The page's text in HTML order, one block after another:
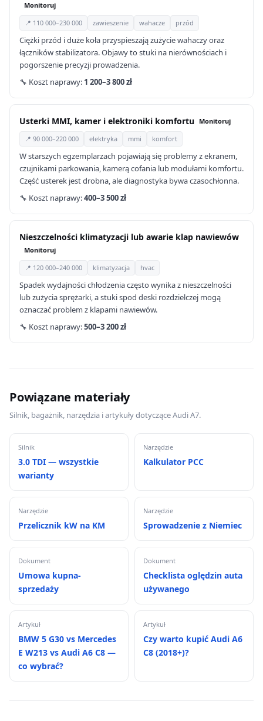
Monitoruj
📍 110 000–230 000
zawieszenie wahacze przód
Ciężki przód i duże koła przyspieszają zużycie wahaczy oraz
łączników stabilizatora. Objawy to stuki na nierównościach i
pogorszenie precyzji prowadzenia.
🔧 Koszt naprawy: 1 200–3 800 zł
Usterki MMI, kamer i elektroniki komfortu Monitoruj
📍 90 000–220 000 elektryka mmi komfort
W starszych egzemplarzach pojawiają się problemy z ekranem,
czujnikami parkowania, kamerą cofania lub modułami komfortu.
Część usterek jest drobna, ale diagnostyka bywa czasochłonna.
🔧 Koszt naprawy:400–3 500 zł
Nieszczelności klimatyzacji lub awarie klap nawiewów
Monitoruj
📍 120 000–240 000
klimatyzacja hvac
Spadek wydajności chłodzenia często wynika z nieszczelności
lub zużycia sprężarki, a stuki spod deski rozdzielczej mogą
oznaczać problem z klapami nawiewów.
🔧 Koszt naprawy:500–3 200 zł
Powiązane materiały
Silnik, bagażnik, narzędzia i artykuły dotyczące Audi A7.
Silnik
3.0 TDI — wszystkie
warianty
Narzędzie
Kalkulator PCC
Narzędzie
Przelicznik kW na KM
Narzędzie
Sprowadzenie z Niemiec
Dokument
Umowa kupna-
sprzedaży
Dokument
Checklista oględzin auta
używanego
Artykuł
BMW 5 G30 vs Mercedes
E W213 vs Audi A6 C8 —
co wybrać?
Artykuł
Czy warto kupić Audi A6
C8 (2018+)?